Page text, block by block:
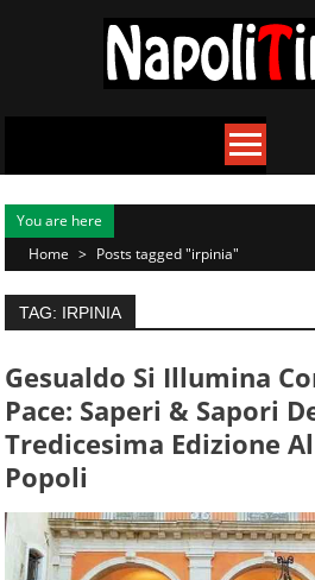
You are here
Home > Posts tagged "irpinia"
TAG: IRPINIA
Gesualdo Si Illumina
Pace: Saperi & Sapori
Tredicesima Edizione
Popoli